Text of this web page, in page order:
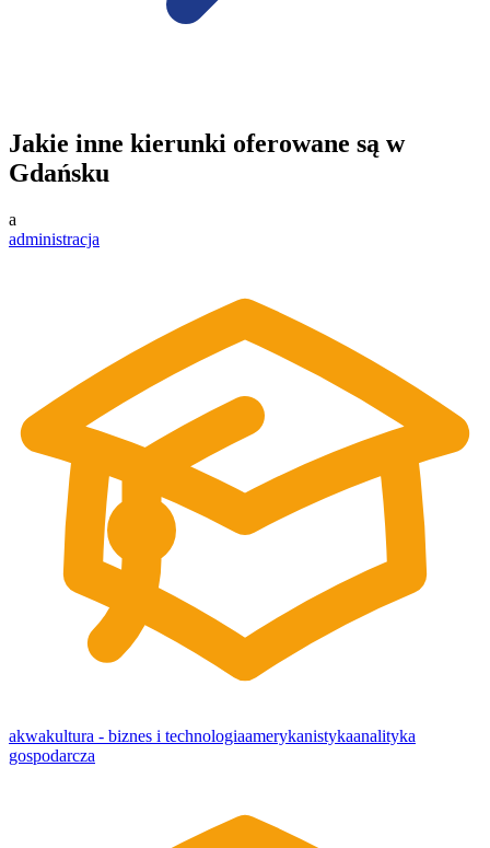
Jakie inne kierunki oferowane są w
Gdańsku
a
administracja
akwakultura - biznes i technologiaamerykanistykaanalityka
gospodarcza